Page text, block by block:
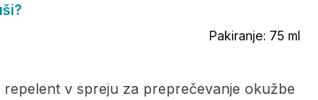
repelent v spreju za preprečevanje okužbe
Pakiranje: 75 ml